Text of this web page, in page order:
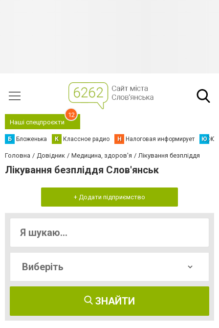
Наші спецпроєкти
12
Б Бложенька К Классное радио Н Налоговая информирует Ю
Головна Довідник Медицина, здоров'я Лікування безпліддя
Лікування безпліддя Слов'янськ
+ Додати підприємство
ЗНАЙТИ